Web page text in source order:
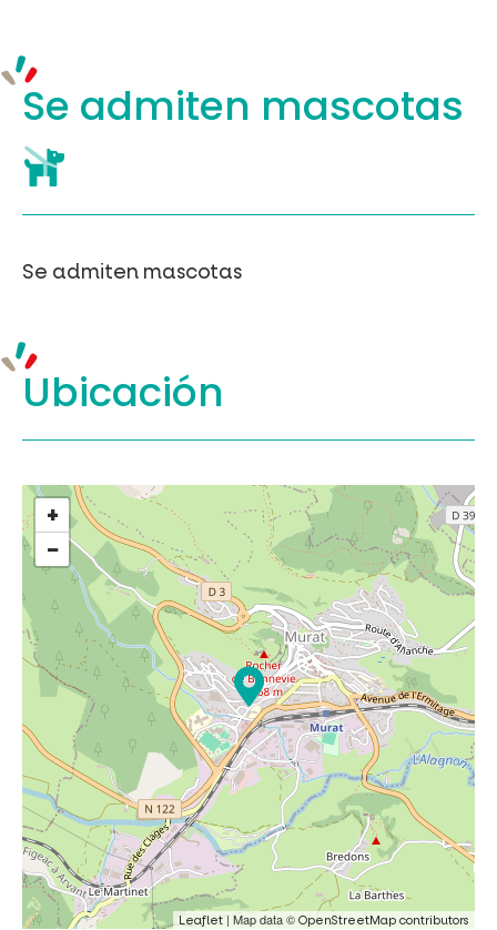
Se admiten mascotas
Se admiten mascotas
Ubicación
+
−
Leaflet | Map data © OpenStreetMap contributors